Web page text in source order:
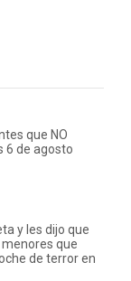
que NO
6 de agosto
y les dijo que
menores que
de terror en